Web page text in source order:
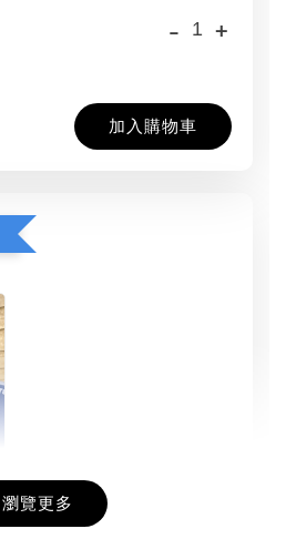
- +
加入購物車
瀏覽更多